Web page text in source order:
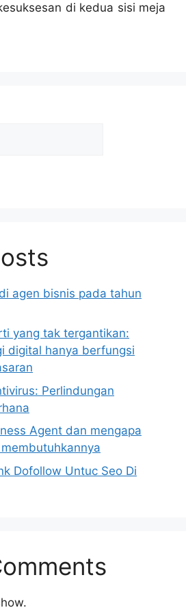
di kedua sisi meja
agen bisnis pada tahun
yang tak tergantikan:
digital hanya berfungsi
Perlindungan
Agent dan mengapa
Dofollow Untuc Seo Di